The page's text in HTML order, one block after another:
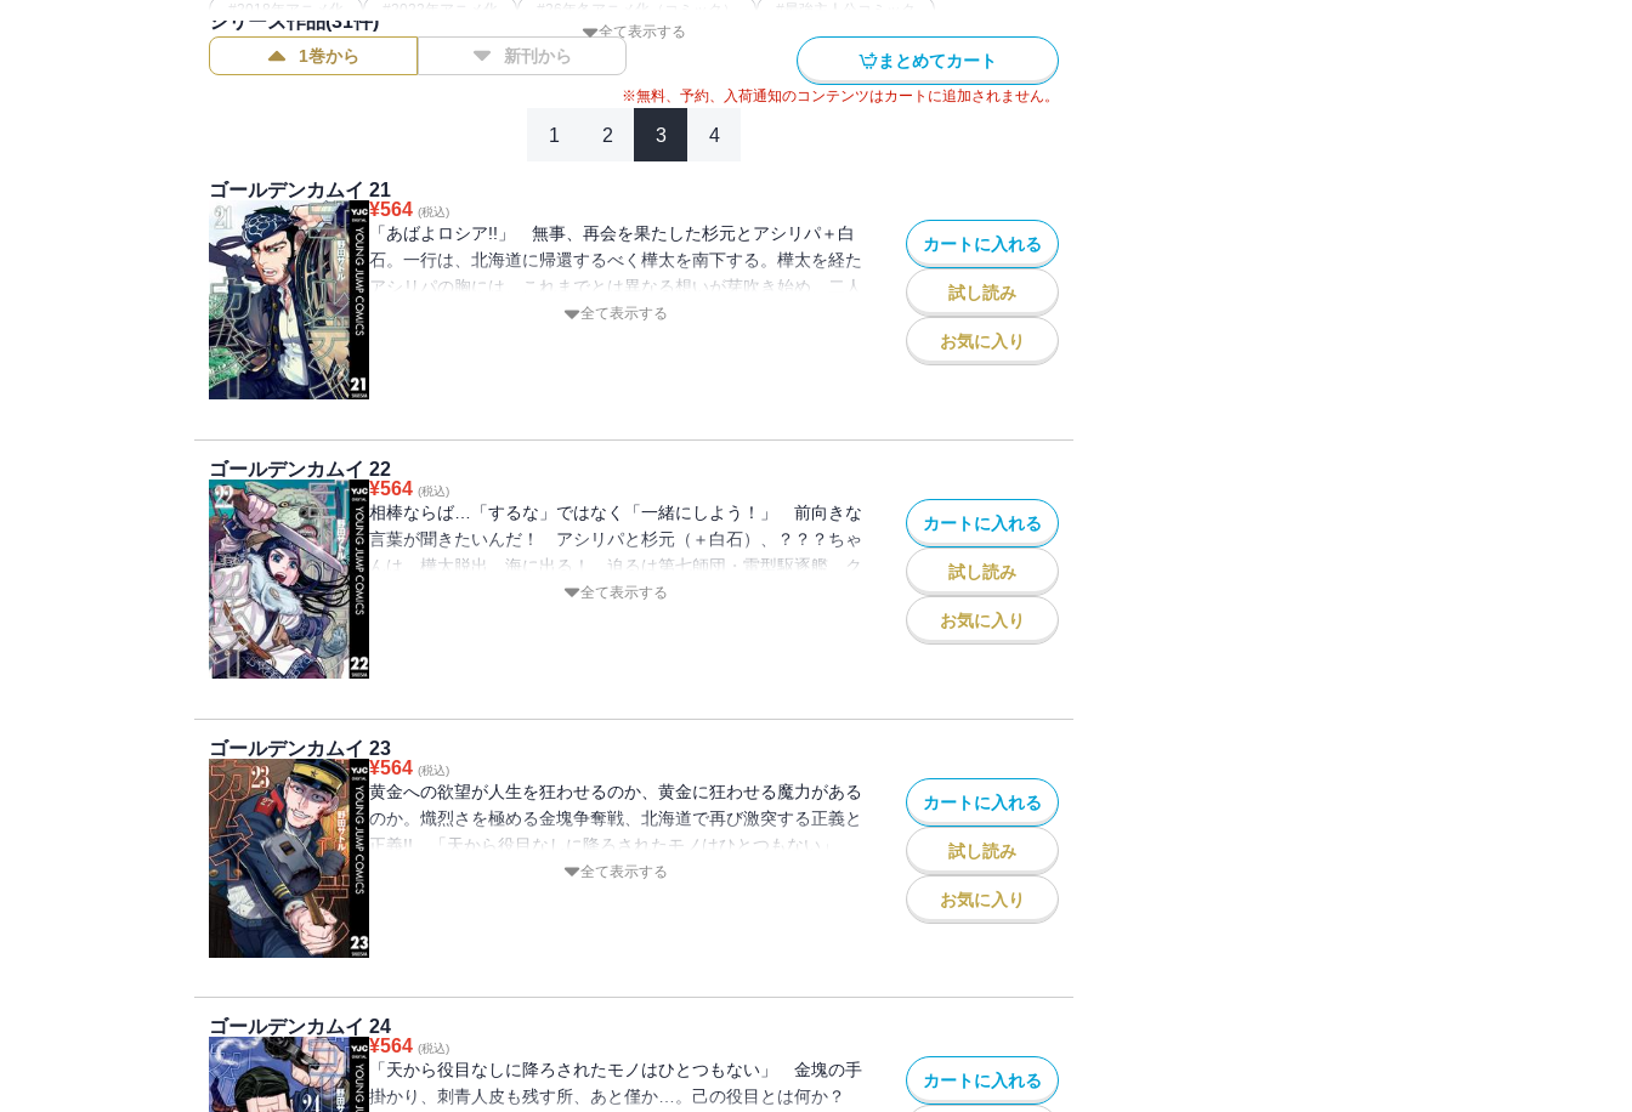
#2018年アニメ化 #2022年アニメ化 #26年冬アニメ化（コミック） # 最強主人公コミック
#2020年アニメ化 #2024年映画化
全て表示する
シリーズ作品(31件)
1巻から 新刊から まとめてカート
※無料、予約、入荷通知のコンテンツはカートに追加されません。
1 2 3 4
ゴールデンカムイ 21
¥564 (税込)
「あばよロシア!!」 無事、再会を果たした杉元とアシリパ＋白
石。一行は、北海道に帰還するべく樺太を南下する。樺太を経た
アシリパの胸には、これまでとは異なる想いが芽吹き始め、二人
は、逢えなかった期間「相棒」同士の僅かな相違を感じる。そし
全て表示する
カートに入れる
試し読み
お気に入り
ゴールデンカムイ 22
¥564 (税込)
相棒ならば…「するな」ではなく「一緒にしよう！」 前向きな
言葉が聞きたいんだ！ アシリパと杉元（＋白石）、？？？ちゃ
んは、樺太脱出、海に出る！ 迫るは第七師団・雷型駆逐艦、ク
リオネ＆謎の白い熊!? 冒険・歴史・文化・狩猟グルメGAG＆
全て表示する
カートに入れる
試し読み
お気に入り
ゴールデンカムイ 23
¥564 (税込)
黄金への欲望が人生を狂わせるのか、黄金に狂わせる魔力がある
のか。熾烈さを極める金塊争奪戦、北海道で再び激突する正義と
正義!! 「天から役目なしに降ろされたモノはひとつもない」
谷垣・インカラマッ、鯉登・月島、そして、家永。役目が問われ
全て表示する
カートに入れる
試し読み
お気に入り
ゴールデンカムイ 24
¥564 (税込)
「天から役目なしに降ろされたモノはひとつもない」 金塊の手
掛かり、刺青人皮も残す所、あと僅か…。己の役目とは何か？
カートに入れる